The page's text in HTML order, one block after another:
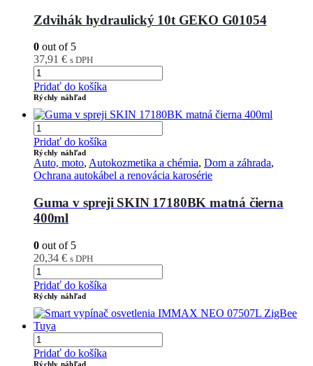
Zdvihák hydraulický 10t GEKO G01054
0 out of 5
37,91 € s DPH
Pridať do košíka
Rýchly náhľad
Pridať do košíka
Rýchly náhľad
Auto, moto, Autokozmetika a chémia, Dom a záhrada,
Ochrana autokábel a renovácia karosérie
Guma v spreji SKIN 17180BK matná čierna
400ml
0 out of 5
20,34 € s DPH
Pridať do košíka
Rýchly náhľad
Pridať do košíka
Rýchly náhľad